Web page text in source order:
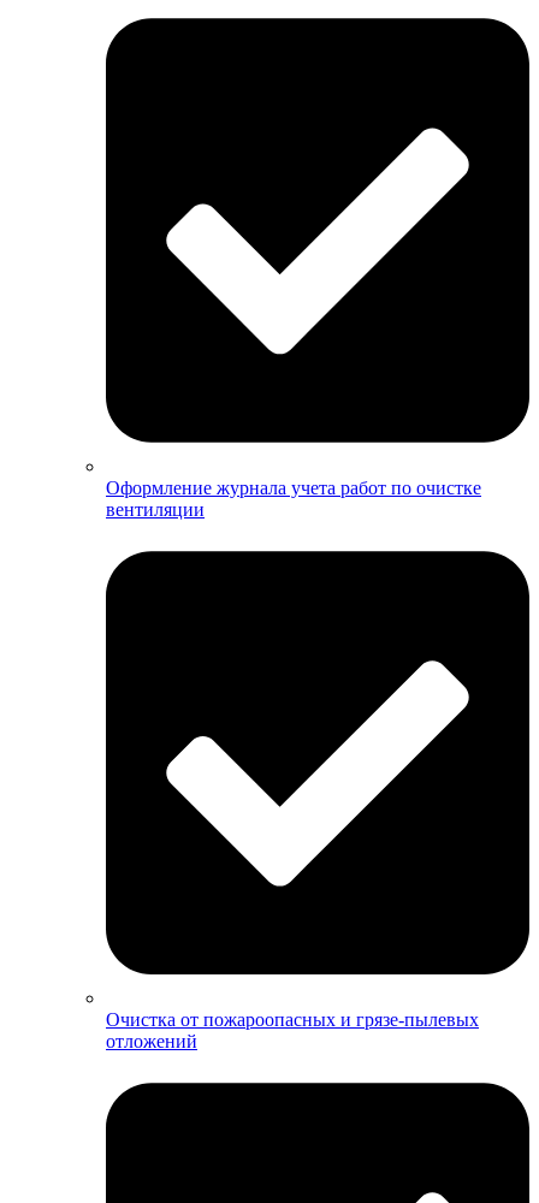
Оформление журнала учета работ по очистке
вентиляции
Очистка от пожароопасных и грязе-пылевых
отложений